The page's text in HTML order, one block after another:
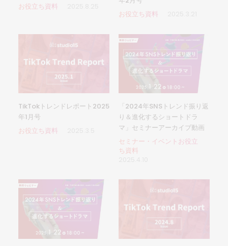
お役立ち資料
お役立ち資料
TikTokトレンドレポート2025
年1月号
お役立ち資料
「2024年SNSトレンド振り返
り＆進化するショートドラ
マ」セミナーアーカイブ動画
セミナー・イベントお役立
ち資料